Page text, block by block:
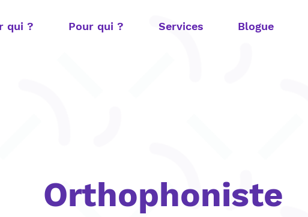
qui ? Pour qui ? Services Blogue
Orthophoniste